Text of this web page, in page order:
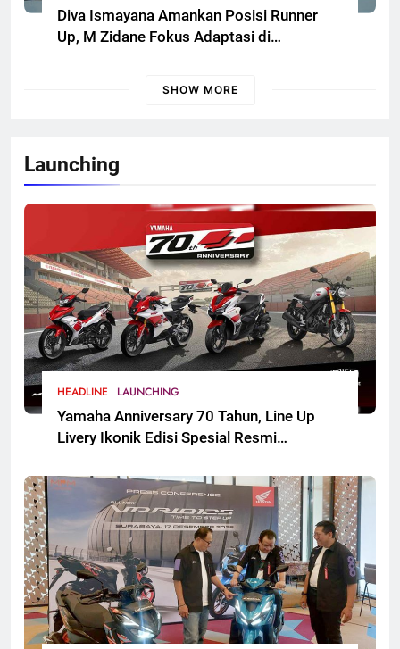
Diva Ismayana Amankan Posisi Runner
Up, M Zidane Fokus Adaptasi di
SHOW MORE
Launching
HEADLINE LAUNCHING
Yamaha Anniversary 70 Tahun, Line Up
Livery Ikonik Edisi Spesial Resmi